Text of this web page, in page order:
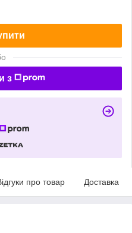
з
про товар Доставка